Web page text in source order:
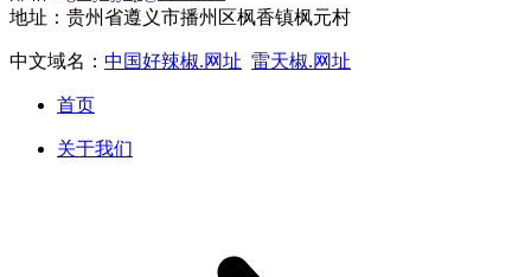
地址：贵州省遵义市播州区枫香镇枫元村
中文域名： 中国好辣椒.网址 雷天椒.网址
首页
关于我们